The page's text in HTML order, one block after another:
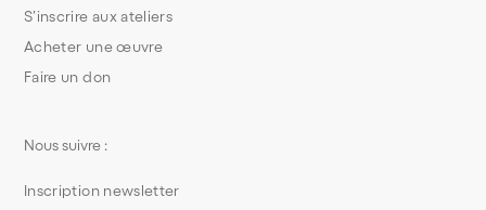
S’inscrire aux ateliers
Acheter une œuvre
Faire un don
Nous suivre :
Inscription newsletter